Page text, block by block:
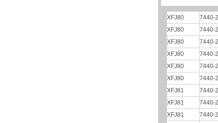
XFJ80
7440-
XFJ80
7440-
XFJ80
7440-
XFJ80
7440-
XFJ80
7440-
XFJ80
7440-
XFJ81
7440-
XFJ81
7440-
XFJ81
7440-